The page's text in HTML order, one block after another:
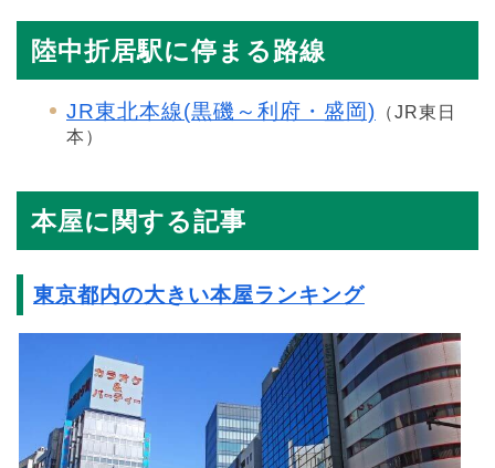
陸中折居駅に停まる路線
JR東北本線(黒磯～利府・盛岡) （JR東日
本）
本屋に関する記事
東京都内の大きい本屋ランキング